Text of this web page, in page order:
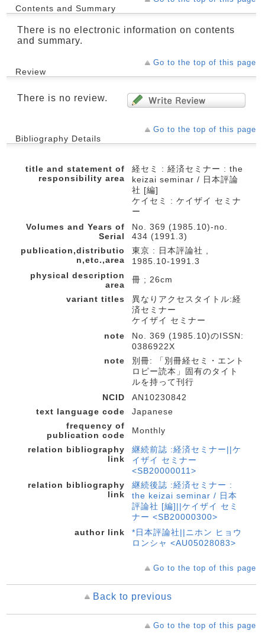
Contents and Summary
There is no electronic information on contents
and summary.
Go to the top of this page
Review
There is no review.
Go to the top of this page
Bibliography Details
title and statement of
responsibility area
経セミ : 経済セミナー : the
keizai seminar / 日本評論
社 [編]
ケイセミ : ケイザイ セミナ
ー
Volumes and Years of
Serial
No. 369 (1985.10)-no.
434 (1991.3)
publication,distributio
n,etc.,area
東京 : 日本評論社 ,
1985.10-1991.3
physical description
area
冊 ; 26cm
variant titles
異なりアクセスタイトル:経
済セミナー
ケイザイ セミナー
note
No. 369 (1985.10)のISSN:
0386922X
note
別冊: 「別冊経セミ・エント
ロピー読本」固有のタイト
ルを持って刊行
NCID
AN10230842
text language code
Japanese
frequency of
publication code
Monthly
relation bibliography
link
継続前誌 :経済セミナー||ケ
イザイ セミナー
<SB20000011>
relation bibliography
link
継続後誌 :経済セミナー :
the keizai seminar / 日本
評論社 [編]||ケイザイ セミ
ナー <SB20000300>
author link
*日本評論社||ニホン ヒョウ
ロンシャ <AU05028083>
Go to the top of this page
Back to previous
Go to the top of this page